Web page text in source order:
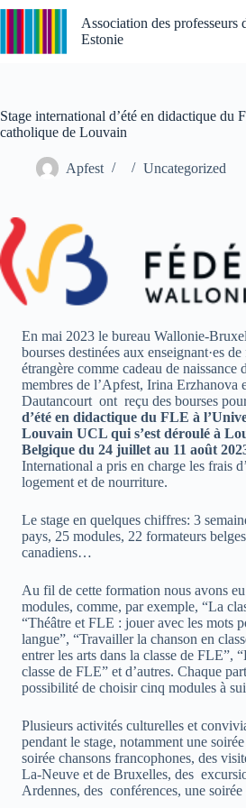
Passer
Association des professeurs
Estonie
Stage international d’été en didactique du
catholique de Louvain
Apfest Uncategorized
En mai 2023 le bureau Wallonie-
bourses destinées aux enseignant·es
étrangère comme cadeau de naissance
membres de l’Apfest, Irina Erzhanova
Dautancourt ont reçu des bourses
d’été en didactique du FLE à
Louvain UCL qui s’est déroulé à
Belgique du 24 juillet au 11 août
International a pris en charge les frais
logement et de nourriture.
Le stage en quelques chiffres: 3
pays, 25 modules, 22 formateurs
canadiens…
Au fil de cette formation nous avons
modules, comme, par exemple, “La
“Théâtre et FLE : jouer avec les mots
langue”, “Travailler la chanson en
entrer les arts dans la classe de FLE”,
classe de FLE” et d’autres. Chaque
possibilité de choisir cinq modules à
Plusieurs activités culturelles et
pendant le stage, notamment une
soirée chansons francophones, des
La-Neuve et de Bruxelles, des
Ardennes, des conférences, une soirée